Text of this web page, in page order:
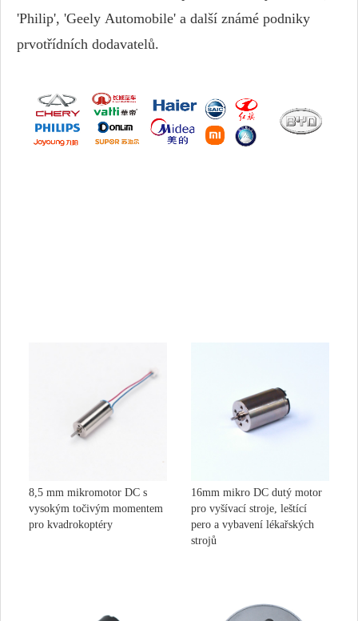
'Philip', 'Geely Automobile' a další známé podniky
prvotřídních dodavatelů.
8,5 mm mikromotor DC s
vysokým točivým momentem
pro kvadrokoptéry
16mm mikro DC dutý motor
pro vyšívací stroje, leštící
pero a vybavení lékařských
strojů